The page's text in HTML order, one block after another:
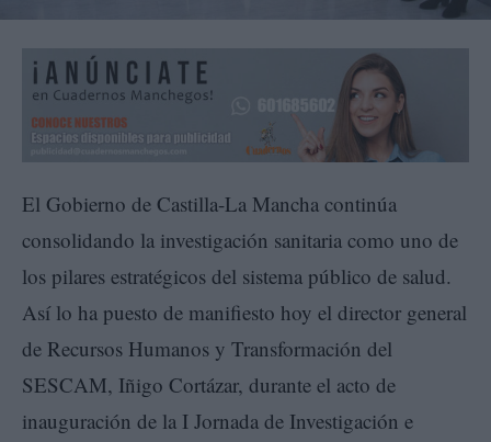
El Gobierno de Castilla-La Mancha continúa
consolidando la investigación sanitaria como uno de
los pilares estratégicos del sistema público de salud.
Así lo ha puesto de manifiesto hoy el director general
de Recursos Humanos y Transformación del
SESCAM, Iñigo Cortázar, durante el acto de
inauguración de la I Jornada de Investigación e